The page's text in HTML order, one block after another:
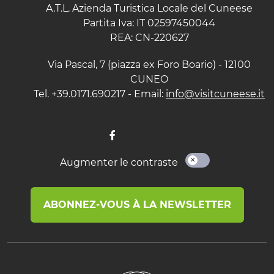
A.T.L. Azienda Turistica Locale del Cuneese
Partita Iva: IT 02597450044
REA: CN-220627
Via Pascal, 7 (piazza ex Foro Boario) - 12100
CUNEO
Tel. +39.0171.690217 - Email: info@visitcuneese.it
Augmenter le contraste
ABONNEZ-VOUS À LA NEWSLETTER